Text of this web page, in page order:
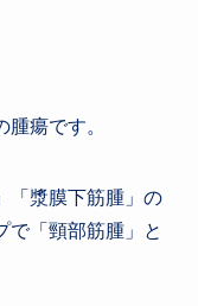
瘍です。
「漿膜下筋腫」の
で「頸部筋腫」と